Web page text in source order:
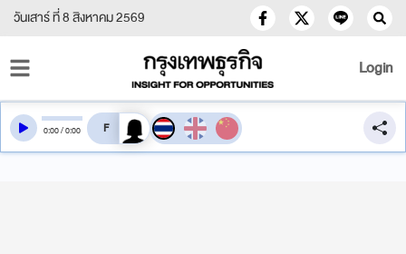
วันเสาร์ ที่ 8 สิงหาคม 2569
Login
0:00/0:00 สลับเสียงอ่าน